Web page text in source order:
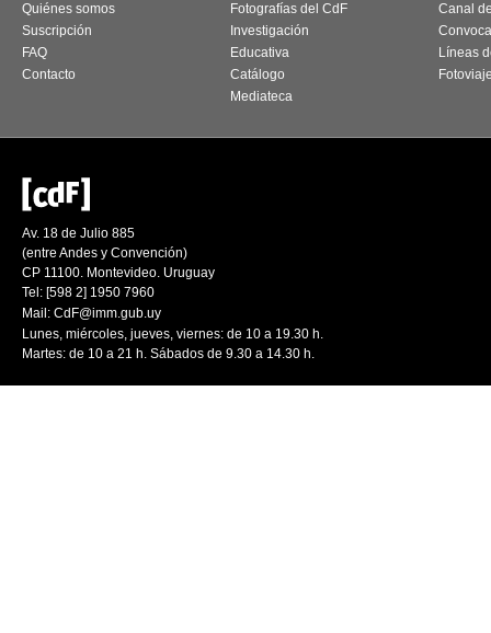
Quiénes somos
Suscripción
FAQ
Contacto
Fotografías del CdF
Investigación
Educativa
Catálogo
Mediateca
Canal
Líneas
Av. 18 de Julio 885
(entre Andes y Convención)
CP 11100. Montevideo. Uruguay
Tel: [598 2] 1950 7960
Mail: CdF@imm.gub.uy
Lunes, miércoles, jueves, viernes: de 10 a 19.30 h.
Martes: de 10 a 21 h. Sábados de 9.30 a 14.30 h.